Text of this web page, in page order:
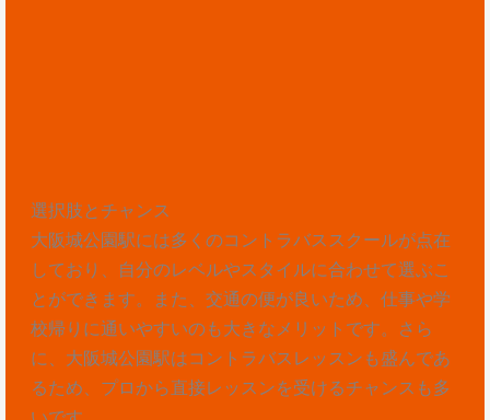
選択肢とチャンス
大阪城公園駅には多くのコントラバススクールが点在
しており、自分のレベルやスタイルに合わせて選ぶこ
とができます。また、交通の便が良いため、仕事や学
校帰りに通いやすいのも大きなメリットです。さら
に、大阪城公園駅はコントラバスレッスンも盛んであ
るため、プロから直接レッスンを受けるチャンスも多